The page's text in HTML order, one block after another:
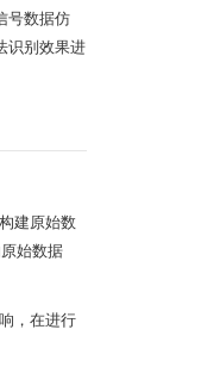
号数据仿
识别效果进
建原始数
始数据
，在进行